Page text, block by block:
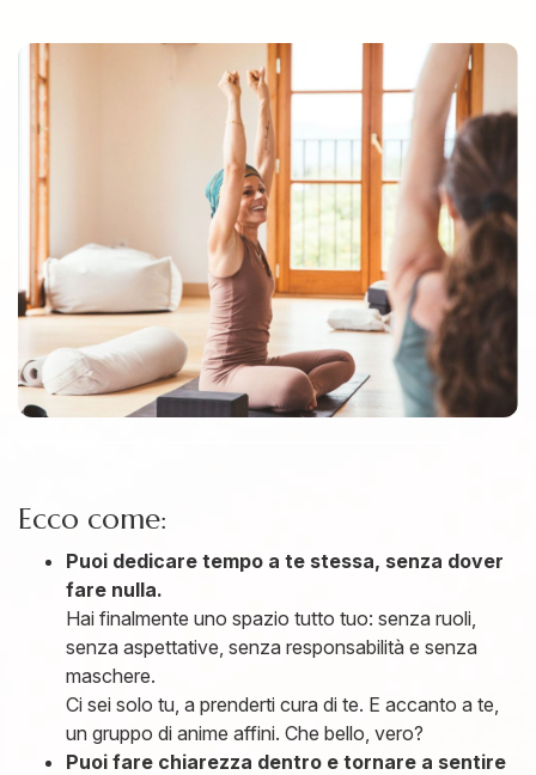
Ecco come:
Puoi dedicare tempo a te stessa, senza dover
fare nulla.
Hai finalmente uno spazio tutto tuo: senza ruoli,
senza aspettative, senza responsabilità e senza
maschere.
Ci sei solo tu, a prenderti cura di te. E accanto a te,
un gruppo di anime affini. Che bello, vero?
Puoi fare chiarezza dentro e tornare a sentire